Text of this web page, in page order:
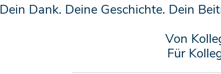
Dein Dank. Deine Geschichte. Dein
Von
Für